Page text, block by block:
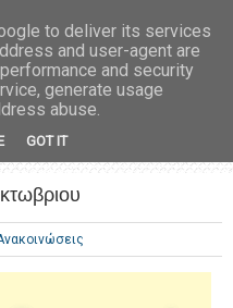
to deliver its services
and user-agent are
and security
generate usage
abuse.
GOT IT